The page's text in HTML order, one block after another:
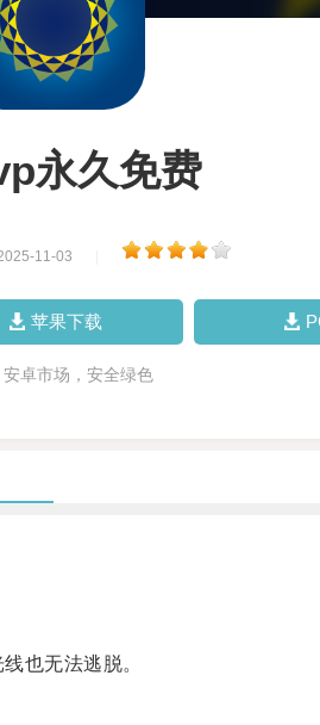
永久免费
11-03
苹果下载
安卓市场，安全绿色
也无法逃脱。